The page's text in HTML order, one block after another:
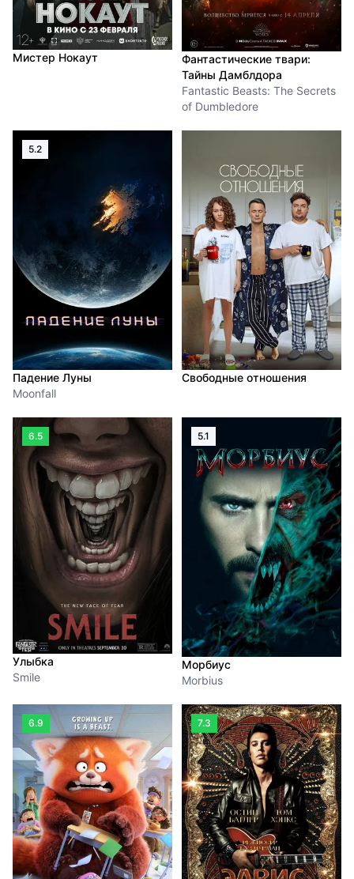
Мистер Нокаут
Фантастические твари:
Тайны Дамблдора
Fantastic Beasts: The Secrets
of Dumbledore
5.2
Падение Луны
Moonfall
Свободные отношения
6.5
Улыбка
Smile
5.1
Морбиус
Morbius
6.9 7.3